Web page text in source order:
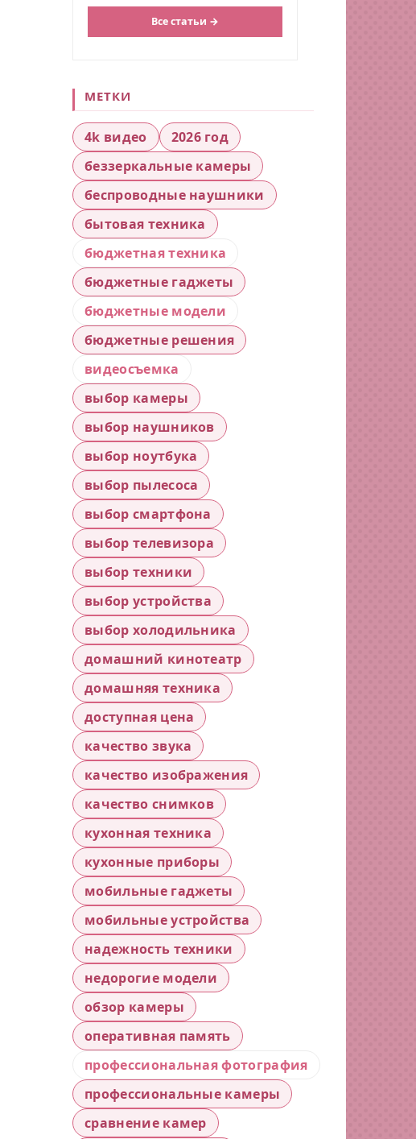
Все статьи →
МЕТКИ
4k видео
2026 год
беззеркальные камеры
беспроводные наушники
бытовая техника
бюджетная техника
бюджетные гаджеты
бюджетные модели
бюджетные решения
видеосъемка
выбор камеры
выбор наушников
выбор ноутбука
выбор пылесоса
выбор смартфона
выбор телевизора
выбор техники
выбор устройства
выбор холодильника
домашний кинотеатр
домашняя техника
доступная цена
качество звука
качество изображения
качество снимков
кухонная техника
кухонные приборы
мобильные гаджеты
мобильные устройства
надежность техники
недорогие модели
обзор камеры
оперативная память
профессиональная фотография
профессиональные камеры
сравнение камер